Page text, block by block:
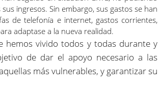
ingresos. Sin embargo, sus gastos se han
de telefonía e internet, gastos corrientes,
adaptase a la nueva realidad.
hemos vivido todos y todas durante y
de dar el apoyo necesario a las
más vulnerables, y garantizar su